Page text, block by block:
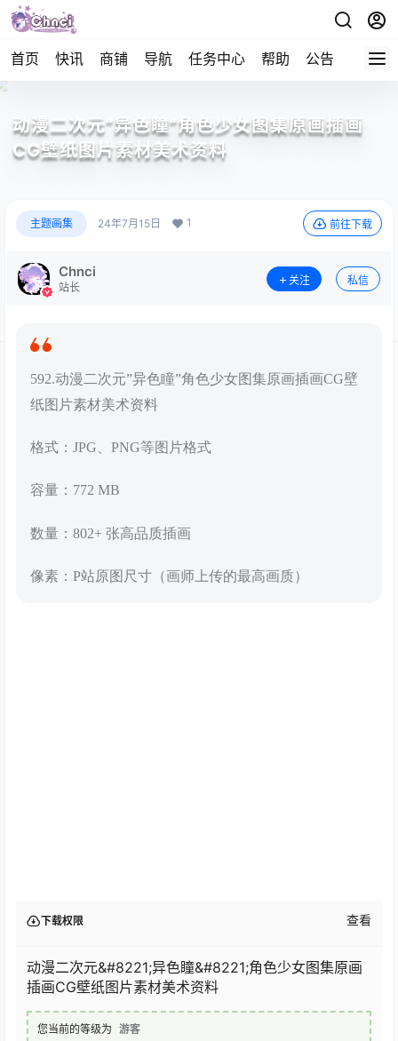
首页 快讯 商铺 导航 任务中心 帮助 公告 APP下
动漫二次元”异色瞳”角色少女图集原画插画
CG壁纸图片素材美术资料
主题画集 24年7月15日 1 前往下载
Chnci
站长
关注 私信
592.动漫二次元”异色瞳”角色少女图集原画插画CG壁
纸图片素材美术资料
格式：JPG、PNG等图片格式
容量：772 MB
数量：802+ 张高品质插画
像素：P站原图尺寸（画师上传的最高画质）
下载权限 查看
动漫二次元&#8221;异色瞳&#8221;角色少女图集原画
插画CG壁纸图片素材美术资料
您当前的等级为 游客